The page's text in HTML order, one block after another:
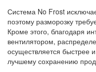
Система No Frost
поэтому разморозку
Кроме этого, благодаря
вентилятором,
осуществляется быстрее
лучшему сохранению